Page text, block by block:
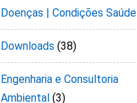
Doenças | Condições Saúde
Downloads (38)
Engenharia e Consultoria
Ambiental (3)